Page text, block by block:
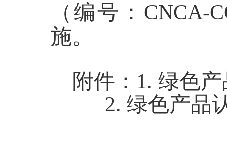
（编号： CNCA-
施。
附件： 1. 绿色
2. 绿色产品